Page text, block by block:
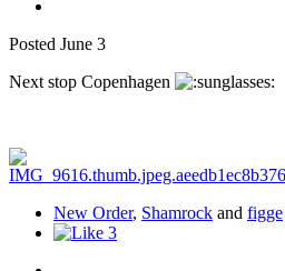
Posted June 3
Next stop Copenhagen
New Order, Shamrock and figge
3